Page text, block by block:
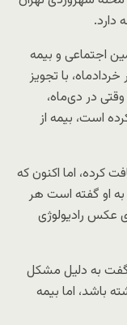
دارد.
اجتماعی و بیمه
با تجویز
در دی‌ماه،
است، بیمه از
کرده، اما اکنون که
او گفته است هر
عکس رادیولوژی
گفت به دلیل مشکل
باشد، اما بیمه‌